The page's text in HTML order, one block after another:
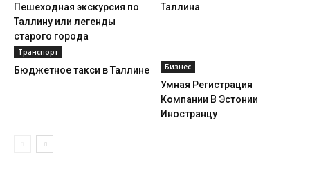
Пешеходная экскурсия по
Таллину или легенды
старого города
Таллина
Транспорт
Бюджетное такси в Таллине Бизнес
Умная Регистрация
Компании В Эстонии
Иностранцу